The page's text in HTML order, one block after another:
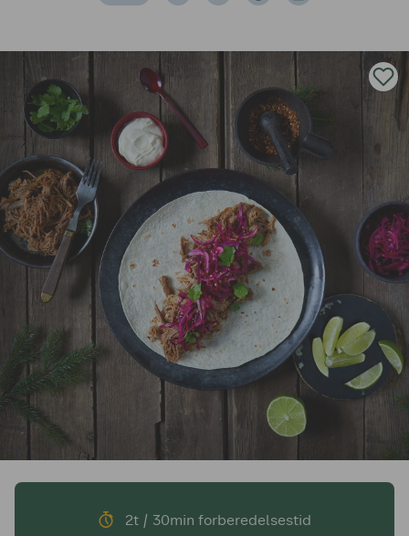
2t / 30min forberedelsestid